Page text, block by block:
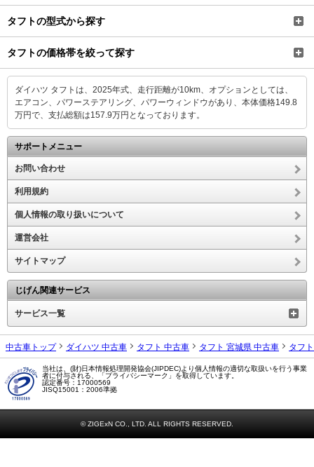
タフトの型式から探す
タフトの価格帯を絞って探す
ダイハツ タフトは、2025年式、走行距離が10km、オプションとしては、
エアコン、パワーステアリング、パワーウィンドウがあり、本体価格149.8
万円で、支払総額は157.9万円となっております。
サポートメニュー
お問い合わせ
利用規約
個人情報の取り扱いについて
運営会社
サイトマップ
じげん関連サービス
サービス一覧
中古車トップ ダイハツ 中古車 タフト 中古車 タフト 宮城県 中古車 タフ
当社は、(財)日本情報処理開発協会(JIPDEC)より個人情報の適切な取扱いを行う事業
者に付与される、「プライバシーマーク」を取得しています。
認定番号：17000569
JISQ15001：2006準拠
© ZIGExN CO., LTD. ALL RIGHTS RESERVED.